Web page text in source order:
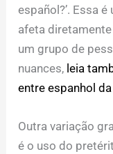
español?’. Essa
afeta
um grupo de
nuances, leia
entre espanhol
Outra variação
é o uso do